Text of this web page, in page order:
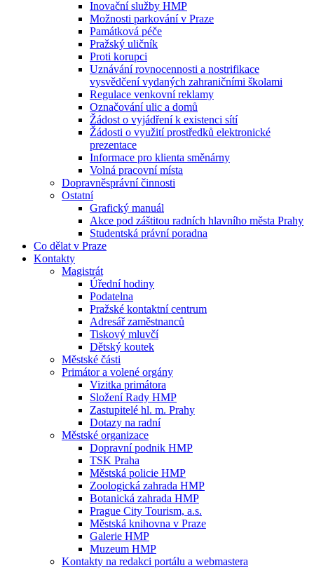
Inovační služby HMP
Možnosti parkování v Praze
Památková péče
Pražský uličník
Proti korupci
Uznávání rovnocennosti a nostrifikace
vysvědčení vydaných zahraničními školami
Regulace venkovní reklamy
Označování ulic a domů
Žádost o vyjádření k existenci sítí
Žádosti o využití prostředků elektronické
prezentace
Informace pro klienta směnárny
Volná pracovní místa
Dopravněsprávní činnosti
Ostatní
Grafický manuál
Akce pod záštitou radních hlavního města Prahy
Studentská právní poradna
Co dělat v Praze
Kontakty
Magistrát
Úřední hodiny
Podatelna
Pražské kontaktní centrum
Adresář zaměstnanců
Tiskový mluvčí
Dětský koutek
Městské části
Primátor a volené orgány
Vizitka primátora
Složení Rady HMP
Zastupitelé hl. m. Prahy
Dotazy na radní
Městské organizace
Dopravní podnik HMP
TSK Praha
Městská policie HMP
Zoologická zahrada HMP
Botanická zahrada HMP
Prague City Tourism, a.s.
Městská knihovna v Praze
Galerie HMP
Muzeum HMP
Kontakty na redakci portálu a webmastera